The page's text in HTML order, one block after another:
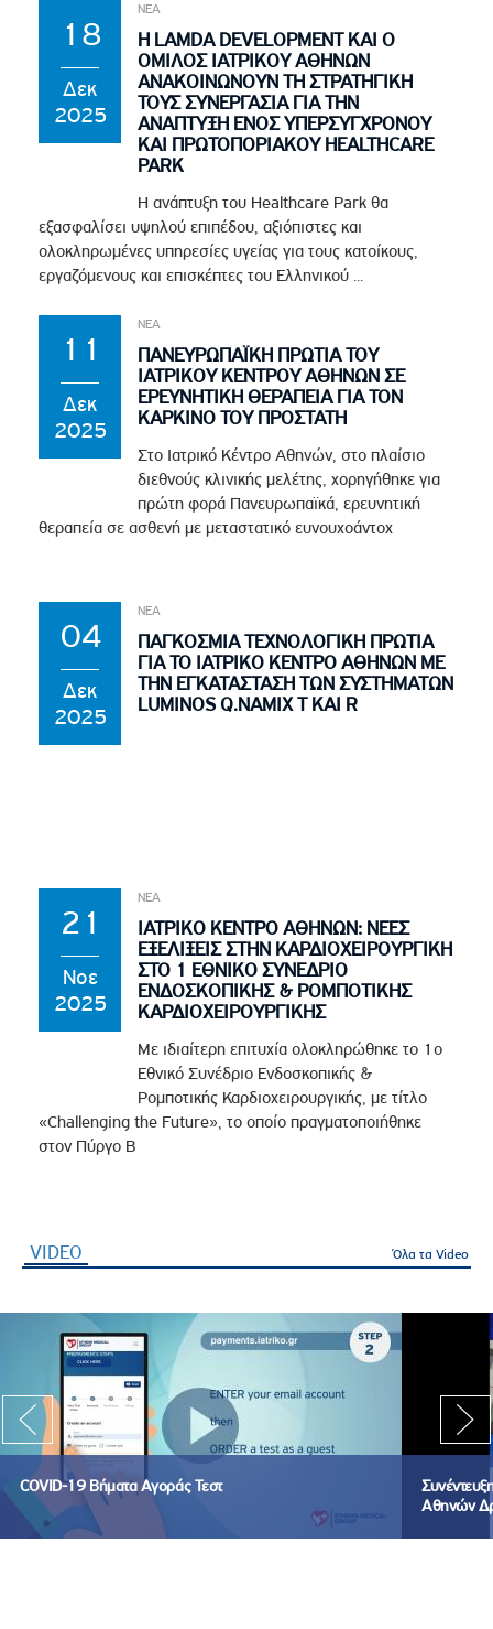
18
Δεκ
2025
ΝΕΑ
Η LAMDA DEVELOPMENT ΚΑΙ Ο
ΟΜΙΛΟΣ ΙΑΤΡΙΚΟΥ ΑΘΗΝΩΝ
ΑΝΑΚΟΙΝΩΝΟΥΝ ΤΗ ΣΤΡΑΤΗΓΙΚΗ
ΤΟΥΣ ΣΥΝΕΡΓΑΣΙΑ ΓΙΑ ΤΗΝ
ΑΝΑΠΤΥΞΗ ΕΝΟΣ ΥΠΕΡΣΥΓΧΡΟΝΟΥ
ΚΑΙ ΠΡΩΤΟΠΟΡΙΑΚΟΥ HEALTHCARE
PARK
Η ανάπτυξη του Healthcare Park θα
εξασφαλίσει υψηλού επιπέδου, αξιόπιστες και
ολοκληρωμένες υπηρεσίες υγείας για τους κατοίκους,
εργαζόμενους και επισκέπτες του Ελληνικού ...
11
Δεκ
2025
ΝΕΑ
ΠΑΝΕΥΡΩΠΑΪΚΗ ΠΡΩΤΙΑ ΤΟΥ
ΙΑΤΡΙΚΟΥ ΚΕΝΤΡΟΥ ΑΘΗΝΩΝ ΣΕ
ΕΡΕΥΝΗΤΙΚΗ ΘΕΡΑΠΕΙΑ ΓΙΑ ΤΟΝ
ΚΑΡΚΙΝΟ ΤΟΥ ΠΡΟΣΤΑΤΗ
Στο Ιατρικό Κέντρο Αθηνών, στο πλαίσιο
διεθνούς κλινικής μελέτης, χορηγήθηκε για
πρώτη φορά Πανευρωπαϊκά, ερευνητική
θεραπεία σε ασθενή με μεταστατικό ευνουχοάντοχ
04
Δεκ
2025
ΝΕΑ
ΠΑΓΚΟΣΜΙΑ ΤΕΧΝΟΛΟΓΙΚΗ ΠΡΩΤΙΑ
ΓΙΑ ΤΟ ΙΑΤΡΙΚΟ ΚΕΝΤΡΟ ΑΘΗΝΩΝ ΜΕ
ΤΗΝ ΕΓΚΑΤΑΣΤΑΣΗ ΤΩΝ ΣΥΣΤΗΜΑΤΩΝ
LUMINOS Q.NAMIX T ΚΑΙ R
21
Νοε
2025
ΝΕΑ
ΙΑΤΡΙΚΟ ΚΕΝΤΡΟ ΑΘΗΝΩΝ: ΝΕΕΣ
ΕΞΕΛΙΞΕΙΣ ΣΤΗΝ ΚΑΡΔΙΟΧΕΙΡΟΥΡΓΙΚΗ
ΣΤΟ 1 ΕΘΝΙΚΟ ΣΥΝΕΔΡΙΟ
ΕΝΔΟΣΚΟΠΙΚΗΣ & ΡΟΜΠΟΤΙΚΗΣ
ΚΑΡΔΙΟΧΕΙΡΟΥΡΓΙΚΗΣ
Με ιδιαίτερη επιτυχία ολοκληρώθηκε το 1ο
Εθνικό Συνέδριο Ενδοσκοπικής &
Ρομποτικής Καρδιοχειρουργικής, με τίτλο
«Challenging the Future», το οποίο πραγματοποιήθηκε
στον Πύργο Β
VIDEO Όλα τα Video
COVID-19 Βήματα Αγοράς Τεστ
Αθηνών